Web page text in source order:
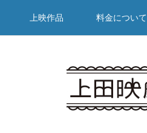
上映作品 料金について